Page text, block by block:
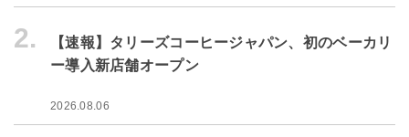
2.
【速報】タリーズコーヒージャパン、初のベーカリ
ー導入新店舗オープン
2026.08.06